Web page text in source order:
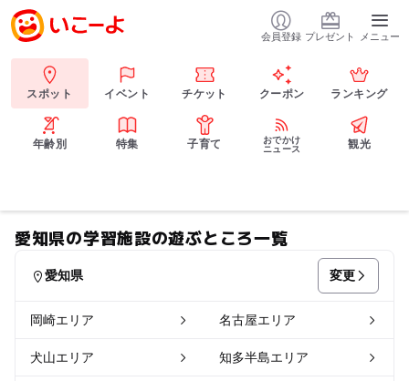
会員登録 プレゼント メニュー
スポット イベント チケット クーポン ランキング
年齢別 特集 子育て
おでかけ
ニュース
観光
愛知県の学習施設の遊ぶところ一覧
愛知県 変更
岡崎エリア 名古屋エリア
犬山エリア 知多半島エリア